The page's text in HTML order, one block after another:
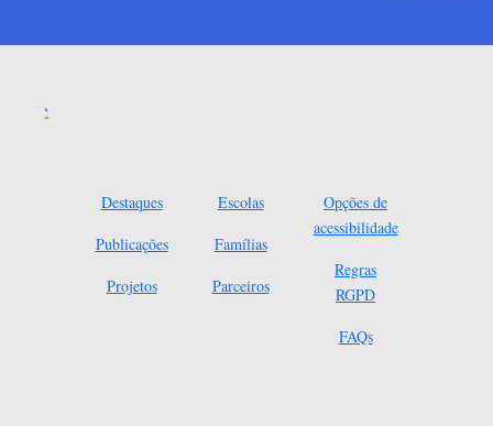
Destaques
Publicações
Projetos
Escolas
Famílias
Parceiros
Opções de
acessibilidade
Regras
RGPD
FAQs